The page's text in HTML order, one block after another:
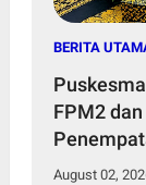
BERITA
FPM2
Tenaga
August 02,